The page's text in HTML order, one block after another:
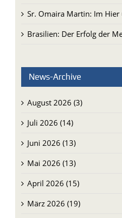
Sr. Omaira Martin: Im Hier
Brasilien: Der Erfolg der
News-Archive
August 2026 (3)
Juli 2026 (14)
Juni 2026 (13)
Mai 2026 (13)
April 2026 (15)
März 2026 (19)